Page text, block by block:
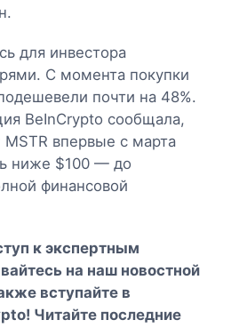
для инвестора
С момента покупки
почти на 48%.
BeInCrypto сообщала,
впервые с марта
ниже $100 — до
финансовой
к экспертным
на наш новостной
вступайте в
! Читайте последние